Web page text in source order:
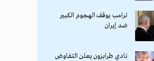
ترامب يوقف الهجوم الكبير
ضد إيران
نادي طرابزون يعلن التفاوض